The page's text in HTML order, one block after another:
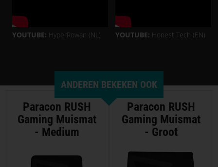
YOUTUBE: HyperRowan (NL) YOUTUBE: Honest Tech (EN)
ANDEREN BEKEKEN OOK
Paracon RUSH
Gaming Muismat
- Medium
Paracon RUSH
Gaming Muismat
- Groot